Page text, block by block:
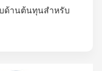
บด้านต้นทุนสำหรับ